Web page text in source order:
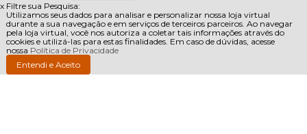
x Filtre sua Pesquisa:
Utilizamos seus dados para analisar e personalizar nossa loja virtual
durante a sua navegação e em serviços de terceiros parceiros. Ao navegar
pela loja virtual, você nos autoriza a coletar tais informações através do
cookies e utilizá-las para estas finalidades. Em caso de dúvidas, acesse
nossa Política de Privacidade
Entendi e Aceito